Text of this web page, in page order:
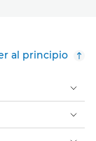
al principio